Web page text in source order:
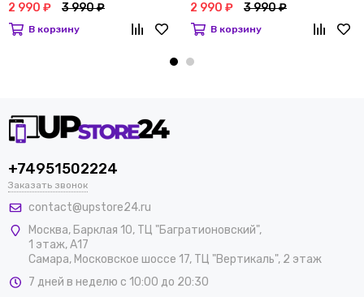
2 990 ₽
3 990 ₽
В корзину
2 990 ₽
3 990 ₽
В корзину
+74951502224
Заказать звонок
contact@upstore24.ru
Москва, Барклая 10, ТЦ "Багратионовский",
1 этаж, А17
Самара, Московское шоссе 17, ТЦ "Вертикаль", 2 этаж
7 дней в неделю с 10:00 до 20:30